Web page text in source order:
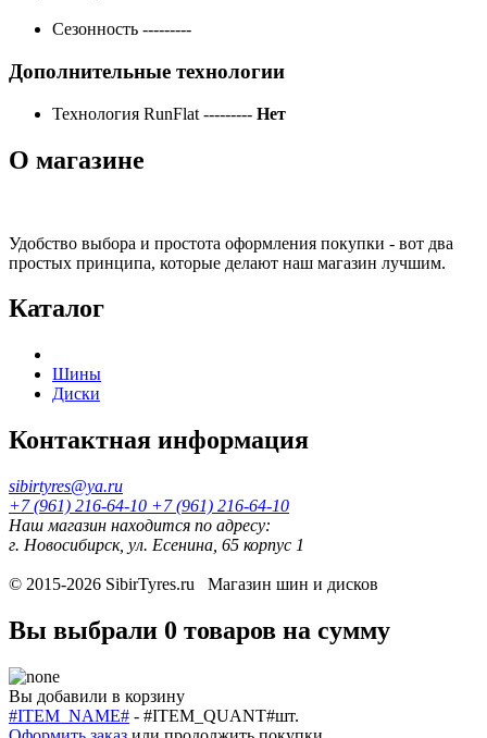
Сезонность ---------
Дополнительные технологии
Технология RunFlat --------- Нет
О магазине
Удобство выбора и простота оформления покупки - вот два
простых принципа, которые делают наш магазин лучшим.
Каталог
Шины
Диски
Контактная информация
sibirtyres@ya.ru
+7 (961) 216-64-10 +7 (961) 216-64-10
Наш магазин находится по адресу:
г. Новосибирск, ул. Есенина, 65 корпус 1
© 2015-2026 SibirTyres.ru Магазин шин и дисков
Вы выбрали 0 товаров на сумму
Вы добавили в корзину
#ITEM_NAME# - #ITEM_QUANT#шт.